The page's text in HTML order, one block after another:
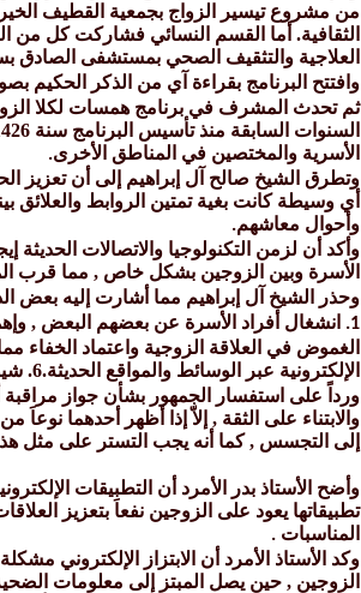
من مشروع تيسير الزواج بجمعية القطيف
الثقافية. أما القسم النسائي فشاركت كل من
العلاجية والتثقيف الصحي بمستشفى الصادق
وافتتح البرنامج بقراءة آي من الذكر الحكيم
ثم تحدث المشرف في برنامج همسات لكلا
الأسرية والمختصين في المناطق الأخرى.
وتطرق الشيخ صالح آل إبراهيم إلى أن تعزيز
أي وسيطة كانت بغية تمتين الروابط والعلائق
وأحوال معاشهم.
وأكد أن لزمن التكنولوجيا والاتصالات الحديثة
الأسرة وبين الزوجين بشكل خاص , مما قرب
وحذر الشيخ آل إبراهيم مما أشارت إليه بعض
1.
الإلكترونية عبر الوسائط والمواقع الحديثة.6. شيوع بعض الحالات النفسية السلبية , مثل : التوتر و القلق و الاكتئاب والعصبية
ورداً على استفسار الجمهور بشأن جواز
والابتناء على الثقة , إلاّ إذا أظهر أحدهما
إلى التجسس , كما أنه يجب التستر على مثل
وأضح الأستاذ بدر الأمرد أن التطبيقات
تطبيقاتها يعود على الزوجين نفعاَ بتعزيز
المناسبات .
وكد الأستاذ الأمرد أن الابتزاز الإلكتروني
الزوجين , حين يصل المبتز إلى معلومات